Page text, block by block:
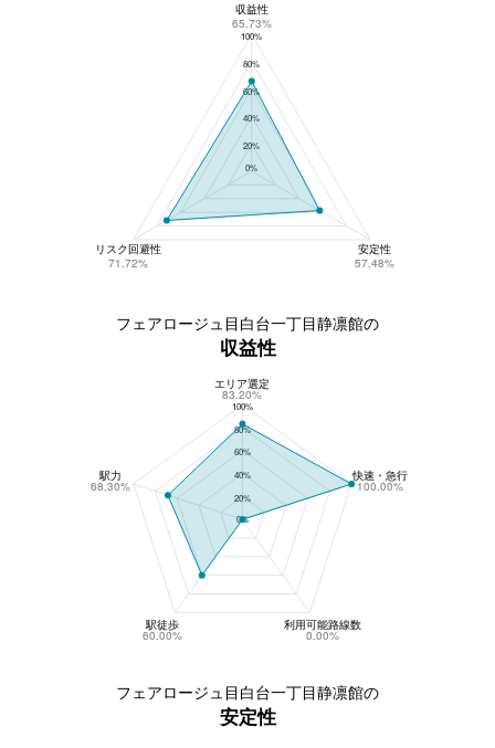
フェアロージュ目白台一丁目静凛館の総合評価
100%
80%
60%
40%
20%
0%
収益性
65.73%
リスク回避性
71.72%
安定性
57.48%
フェアロージュ目白台一丁目静凛館の
収益性
フェアロージュ目白台一丁目静凛館の収益性
100%
80%
60%
40%
20%
0%
エリア選定
83.20%
駅力
68.30%
駅徒歩
60.00%
利用可能路線数
0.00%
快速・急行
100.00%
フェアロージュ目白台一丁目静凛館の
安定性